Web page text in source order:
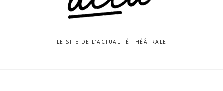
LE SITE DE L’ACTUALITÉ THÉÂTRALE